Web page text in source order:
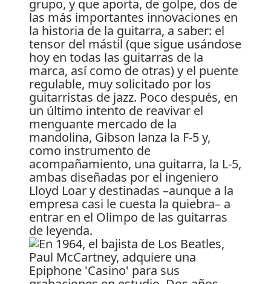
grupo, y que aporta, de golpe, dos de
las más importantes innovaciones en
la historia de la guitarra, a saber: el
tensor del mástil (que sigue usándose
hoy en todas las guitarras de la
marca, así como de otras) y el puente
regulable, muy solicitado por los
guitarristas de jazz. Poco después, en
un último intento de reavivar el
menguante mercado de la
mandolina, Gibson lanza la F-5 y,
como instrumento de
acompañamiento, una guitarra, la L-5,
ambas diseñadas por el ingeniero
Lloyd Loar y destinadas –aunque a la
empresa casi le cuesta la quiebra– a
entrar en el Olimpo de las guitarras
de leyenda.